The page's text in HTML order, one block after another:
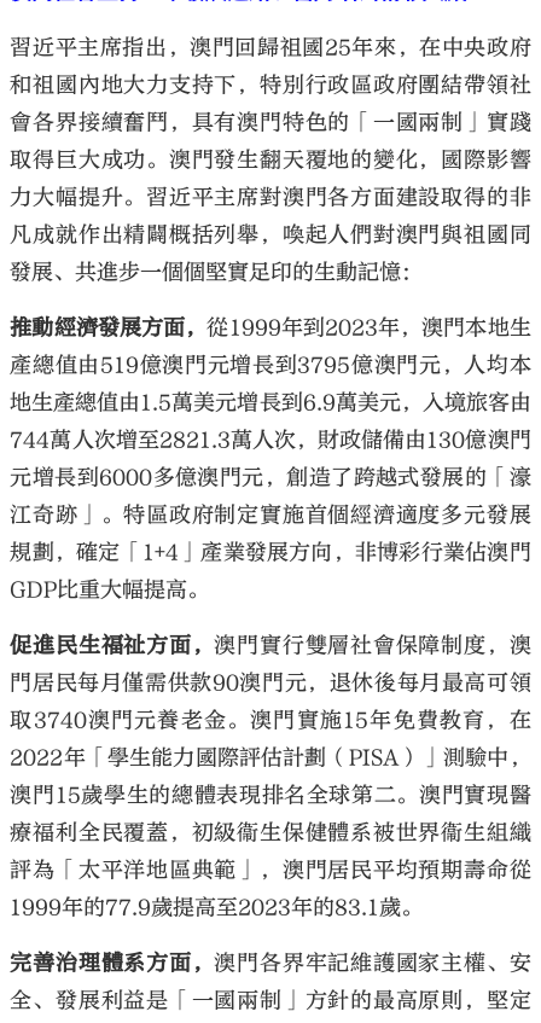
習近平主席指出，澳門回歸祖國25年來，在中央政府
和祖國內地大力支持下，特別行政區政府團結帶領社
會各界接續奮鬥，具有澳門特色的「一國兩制」實踐
取得巨大成功。澳門發生翻天覆地的變化，國際影響
力大幅提升。習近平主席對澳門各方面建設取得的非
凡成就作出精闢概括列舉，喚起人們對澳門與祖國同
發展、共進步一個個堅實足印的生動記憶：
推動經濟發展方面，從1999年到2023年，澳門本地生
產總值由519億澳門元增長到3795億澳門元，人均本
地生產總值由1.5萬美元增長到6.9萬美元，入境旅客由
744萬人次增至2821.3萬人次，財政儲備由130億澳門
元增長到6000多億澳門元，創造了跨越式發展的「濠
江奇跡」。特區政府制定實施首個經濟適度多元發展
規劃，確定「1+4」產業發展方向，非博彩行業佔澳門
GDP比重大幅提高。
促進民生福祉方面，澳門實行雙層社會保障制度，澳
門居民每月僅需供款90澳門元，退休後每月最高可領
取3740澳門元養老金。澳門實施15年免費教育，在
2022年「學生能力國際評估計劃（PISA）」測驗中，
澳門15歲學生的總體表現排名全球第二。澳門實現醫
療福利全民覆蓋，初級衞生保健體系被世界衞生組織
評為「太平洋地區典範」，澳門居民平均預期壽命從
1999年的77.9歲提高至2023年的83.1歲。
完善治理體系方面，澳門各界牢記維護國家主權、安
全、發展利益是「一國兩制」方針的最高原則，堅定